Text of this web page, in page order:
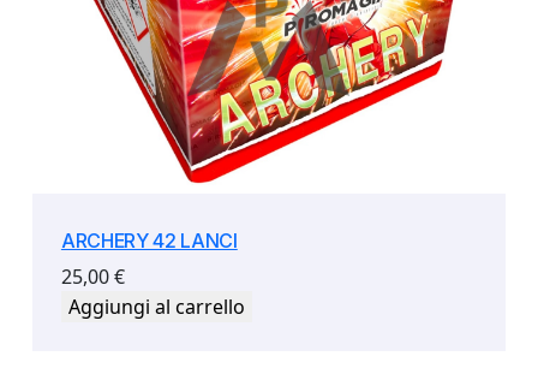
ARCHERY 42 LANCI
25,00€
Aggiungi al carrello